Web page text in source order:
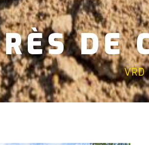
DE
VRD